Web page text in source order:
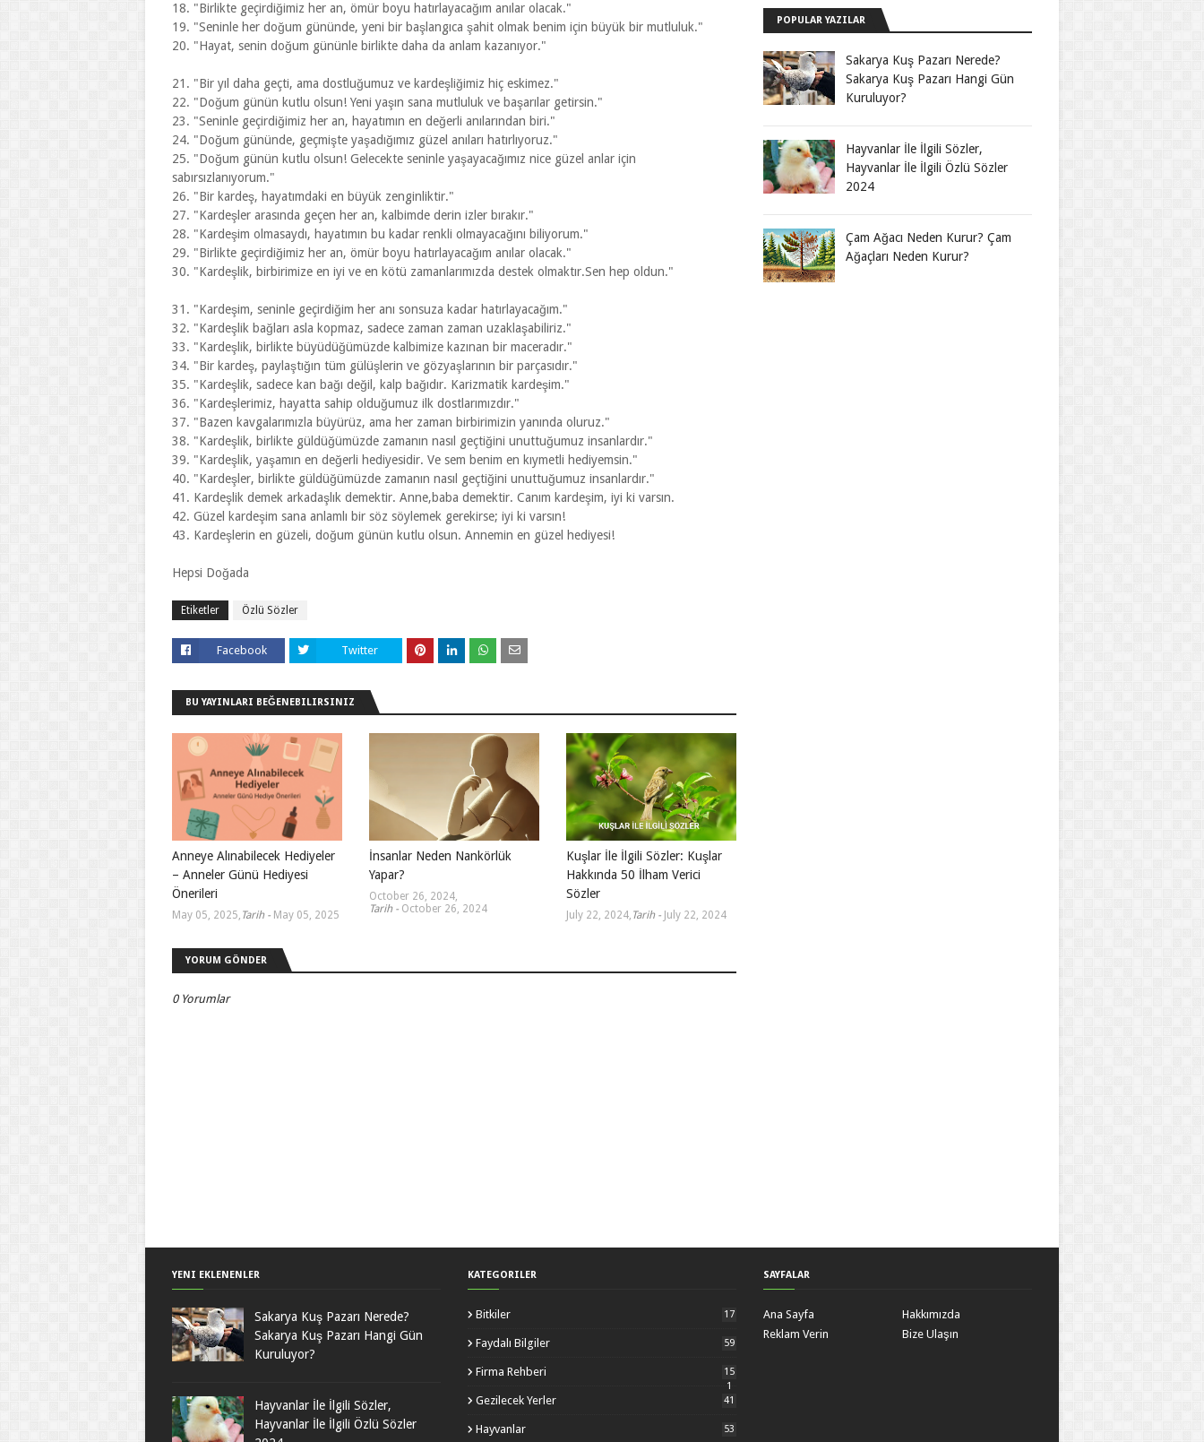
18. "Birlikte geçirdiğimiz her an, ömür boyu hatırlayacağım anılar olacak."
19. "Seninle her doğum gününde, yeni bir başlangıca şahit olmak benim için büyük bir mutluluk."
20. "Hayat, senin doğum gününle birlikte daha da anlam kazanıyor."
21. "Bir yıl daha geçti, ama dostluğumuz ve kardeşliğimiz hiç eskimez."
22. "Doğum günün kutlu olsun! Yeni yaşın sana mutluluk ve başarılar getirsin."
23. "Seninle geçirdiğimiz her an, hayatımın en değerli anılarından biri."
24. "Doğum gününde, geçmişte yaşadığımız güzel anıları hatırlıyoruz."
25. "Doğum günün kutlu olsun! Gelecekte seninle yaşayacağımız nice güzel anlar için
sabırsızlanıyorum."
26. "Bir kardeş, hayatımdaki en büyük zenginliktir."
27. "Kardeşler arasında geçen her an, kalbimde derin izler bırakır."
28. "Kardeşim olmasaydı, hayatımın bu kadar renkli olmayacağını biliyorum."
29. "Birlikte geçirdiğimiz her an, ömür boyu hatırlayacağım anılar olacak."
30. "Kardeşlik, birbirimize en iyi ve en kötü zamanlarımızda destek olmaktır.Sen hep oldun."
31. "Kardeşim, seninle geçirdiğim her anı sonsuza kadar hatırlayacağım."
32. "Kardeşlik bağları asla kopmaz, sadece zaman zaman uzaklaşabiliriz."
33. "Kardeşlik, birlikte büyüdüğümüzde kalbimize kazınan bir maceradır."
34. "Bir kardeş, paylaştığın tüm gülüşlerin ve gözyaşlarının bir parçasıdır."
35. "Kardeşlik, sadece kan bağı değil, kalp bağıdır. Karizmatik kardeşim."
36. "Kardeşlerimiz, hayatta sahip olduğumuz ilk dostlarımızdır."
37. "Bazen kavgalarımızla büyürüz, ama her zaman birbirimizin yanında oluruz."
38. "Kardeşlik, birlikte güldüğümüzde zamanın nasıl geçtiğini unuttuğumuz insanlardır."
39. "Kardeşlik, yaşamın en değerli hediyesidir. Ve sem benim en kıymetli hediyemsin."
40. "Kardeşler, birlikte güldüğümüzde zamanın nasıl geçtiğini unuttuğumuz insanlardır."
41. Kardeşlik demek arkadaşlık demektir. Anne,baba demektir. Canım kardeşim, iyi ki varsın.
42. Güzel kardeşim sana anlamlı bir söz söylemek gerekirse; iyi ki varsın!
43. Kardeşlerin en güzeli, doğum günün kutlu olsun. Annemin en güzel hediyesi!
Hepsi Doğada
Etiketler Özlü Sözler
Facebook Twitter
BU YAYINLARI BEĞENEBILIRSINIZ
Anneye Alınabilecek Hediyeler
– Anneler Günü Hediyesi
Önerileri
May 05, 2025, Tarih - May 05, 2025
İnsanlar Neden Nankörlük
Yapar?
October 26, 2024,
Tarih - October 26, 2024
Kuşlar İle İlgili Sözler: Kuşlar
Hakkında 50 İlham Verici
Sözler
July 22, 2024, Tarih - July 22, 2024
YORUM GÖNDER
0 Yorumlar
POPULAR YAZILAR
Sakarya Kuş Pazarı Nerede?
Sakarya Kuş Pazarı Hangi Gün
Kuruluyor?
Hayvanlar İle İlgili Sözler,
Hayvanlar İle İlgili Özlü Sözler
2024
Çam Ağacı Neden Kurur? Çam
Ağaçları Neden Kurur?
YENI EKLENENLER
Sakarya Kuş Pazarı Nerede?
Sakarya Kuş Pazarı Hangi Gün
Kuruluyor?
Hayvanlar İle İlgili Sözler,
Hayvanlar İle İlgili Özlü Sözler
KATEGORILER
Bitkiler 17
Faydalı Bilgiler 59
Firma Rehberi
15
1
Gezilecek Yerler 41
Hayvanlar 53
SAYFALAR
Ana Sayfa
Hakkımızda
Reklam Verin
Bize Ulaşın